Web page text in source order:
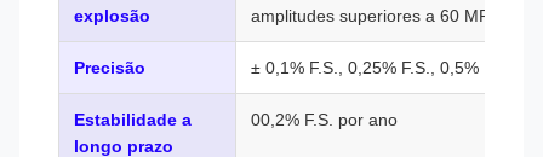
explosão
amplitudes superiores a 60 MPa)
Precisão ± 0,1% F.S., 0,25% F.S., 0,5% F.S.
Estabilidade a
longo prazo
00,2% F.S. por ano